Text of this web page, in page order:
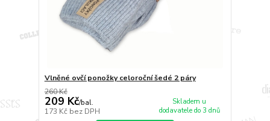
Vlněné ovčí ponožky celoroční šedé 2 páry
260 Kč
209 Kč/bal.
173 Kč bez DPH
Skladem u
dodavatele do 3 dnů